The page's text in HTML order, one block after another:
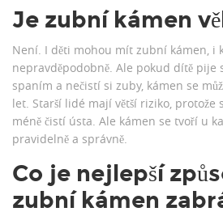
Je zubní kámen
Není. I děti mohou mít zubní kámen, i
nepravděpodobně. Ale pokud dítě pije
spaním a nečistí si zuby, kámen se
let. Starší lidé mají větší riziko, protože
méně čistí ústa. Ale kámen se tvoří u
pravidelně a správně.
Co je nejlepší
zubní kámen